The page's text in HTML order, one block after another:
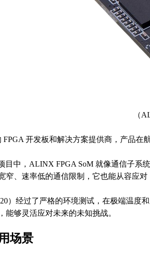
（
开发板和解决方案提供商，产品在
目中，ALINX FPGA SoM 就像通信子系
窄、速率低的通信限制，它也能从容应对
）经过了严格的环境测试，在极端温度
能够灵活应对未来的未知挑战。
场景